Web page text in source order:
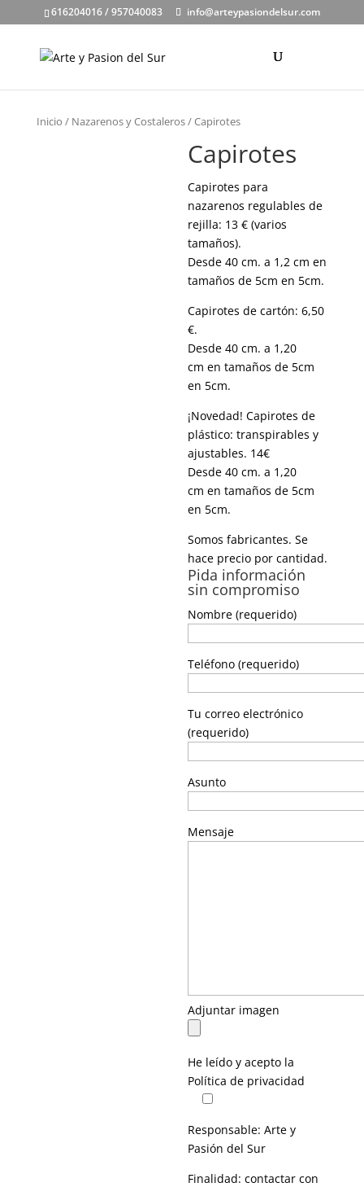
616204016 / 957040083 info@arteypasiondelsur.com
Inicio / Nazarenos y Costaleros/ Capirotes
Capirotes
Capirotes para
nazarenos regulables de
rejilla: 13 € (varios
tamaños).
Desde 40 cm. a 1,2 cm en
tamaños de 5cm en 5cm.
Capirotes de cartón: 6,50
€.
Desde 40 cm. a 1,20
cm en tamaños de 5cm
en 5cm.
¡Novedad! Capirotes de
plástico: transpirables y
ajustables. 14€
Desde 40 cm. a 1,20
cm en tamaños de 5cm
en 5cm.
Somos fabricantes. Se
hace precio por cantidad.
Pida información
sin compromiso
Nombre (requerido)
Teléfono (requerido)
Tu correo electrónico
(requerido)
Asunto
Mensaje
Adjuntar imagen
He leído y acepto la
Política de privacidad
Responsable: Arte y
Pasión del Sur
Finalidad: contactar con